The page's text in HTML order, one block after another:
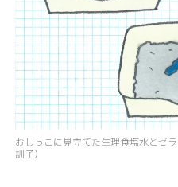
おしっこに見立てた生理食塩水とゼ
訓子）